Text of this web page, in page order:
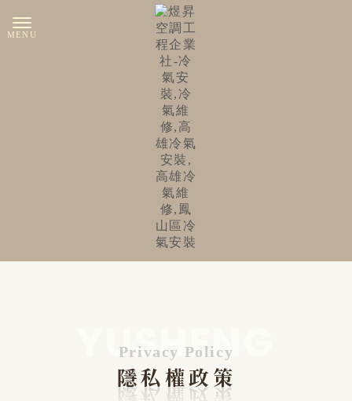
隱私權政策
Privacy Policy